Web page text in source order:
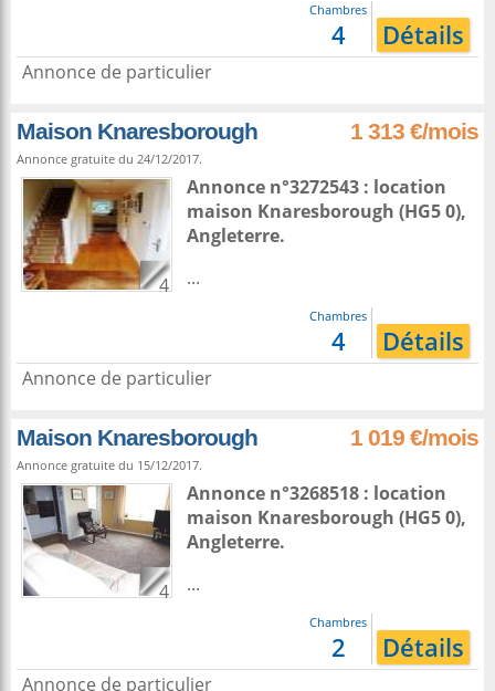
Chambres
4 Détails
Annonce de particulier
Maison Knaresborough 1 313 €/mois
Annonce gratuite du 24/12/2017.
4
Annonce n°3272543 : location
maison Knaresborough (HG5 0),
Angleterre.
...
Chambres
4 Détails
Annonce de particulier
Maison Knaresborough 1 019 €/mois
Annonce gratuite du 15/12/2017.
4
Annonce n°3268518 : location
maison Knaresborough (HG5 0),
Angleterre.
...
Chambres
2 Détails
Annonce de particulier